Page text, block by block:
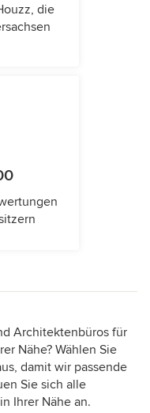
die
Architektenbüros für
Nähe? Wählen Sie
damit wir passende
Sie sich alle
Ihrer Nähe an.